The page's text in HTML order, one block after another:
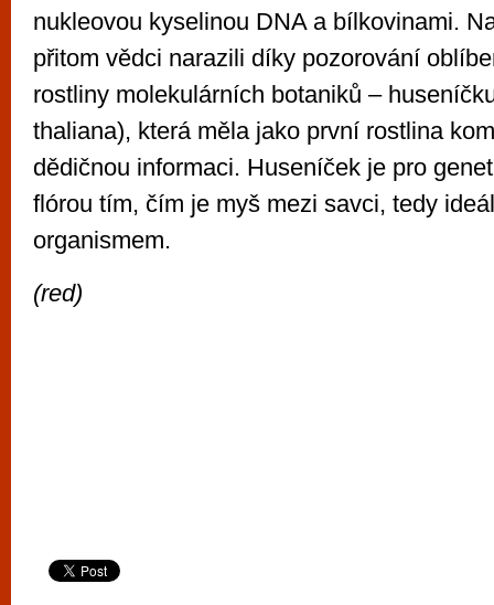
nukleovou kyselinou DNA a bílkovinami.
přitom vědci narazili díky pozorování
rostliny molekulárních botaniků –
thaliana), která měla jako první rostlina
dědičnou informaci. Huseníček je pro
flórou tím, čím je myš mezi savci, tedy
organismem.
(red)